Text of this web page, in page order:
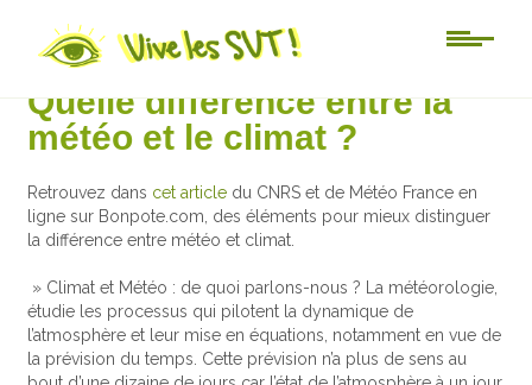
Actu-sciences
Quelle différence entre la
météo et le climat ?
Retrouvez dans cet article du CNRS et de Météo France en
ligne sur Bonpote.com, des éléments pour mieux distinguer
la différence entre météo et climat.
» Climat et Météo : de quoi parlons-nous ? La météorologie,
étudie les processus qui pilotent la dynamique de
l’atmosphère et leur mise en équations, notamment en vue de
la prévision du temps. Cette prévision n’a plus de sens au